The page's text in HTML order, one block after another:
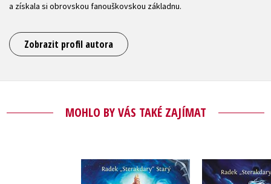
a získala si obrovskou fanouškovskou základnu.
Zobrazit profil autora
MOHLO BY VÁS TAKÉ ZAJÍMAT
Arila: Stíny Citadely Arila: Pád